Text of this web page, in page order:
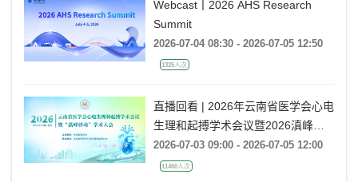
Webcast丨2026 AHS Research
Summit
2026-07-04 08:30 - 2026-07-05 12:50
1325人次
直播回看 | 2026年云南省医学会心电
生理和起搏学术会议暨2026滇峰律
动学术大会
2026-07-03 09:00 - 2026-07-05 12:00
11460人次